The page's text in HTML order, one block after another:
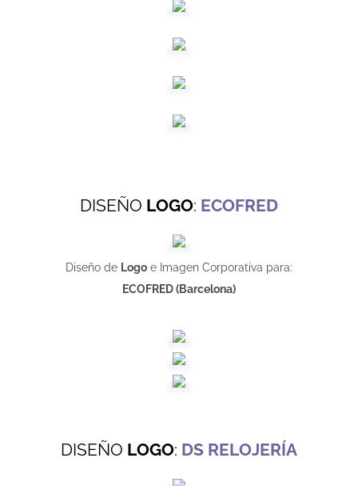
DISEÑO LOGO: ECOFRED
Diseño de Logo e Imagen Corporativa para:
ECOFRED (Barcelona)
DISEÑO LOGO: DS RELOJERÍA